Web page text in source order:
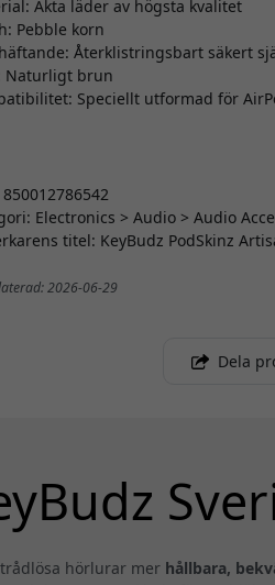
Äkta läder av högsta kvalitet
Pebble korn
Återklistringsbart säkert
Naturligt brun
Speciellt utformad för
850012786542
Electronics > Audio > Audio
titel: KeyBudz PodSkinz
2026-06-29
Dela
hörlurar mer hållbara,